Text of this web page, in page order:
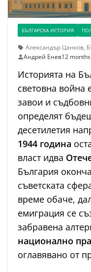
БЪЛГАРСКА ИСТОРИЯ
Александър Цанков,
Андрей Енев12 months
Историята на
световна война
завои и
определят
десетилетия
1944 година
власт идва
България
съветската
време обаче,
емиграция се
забравена
национално
оглавявано от